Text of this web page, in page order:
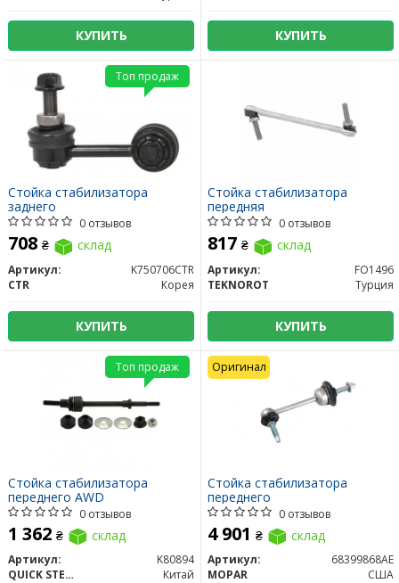
КУПИТЬ КУПИТЬ
Стойка стабилизатора
заднего
0 отзывов
708 ₴ склад
Артикул:
K750706CTR
CTR
Корея
КУПИТЬ
Топ продаж
Стойка стабилизатора
передняя
0 отзывов
817 ₴ склад
Артикул:
FO1496
TEKNOROT
Турция
КУПИТЬ
Стойка стабилизатора
переднего AWD
0 отзывов
1 362 ₴ склад
Артикул:
K80894
QUICK STEER
Китай
Топ продаж
Стойка стабилизатора
переднего
0 отзывов
4 901 ₴ склад
Артикул:
68399868AE
MOPAR
США
Оригинал